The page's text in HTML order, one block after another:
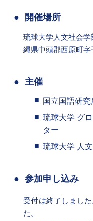
開催場所
琉球大学人文社会学
縄県中頭郡西原町
主催
国立国語研究
琉球大学 グ
ター
琉球大学 人
参加申し込み
受付は終了しまし
た。